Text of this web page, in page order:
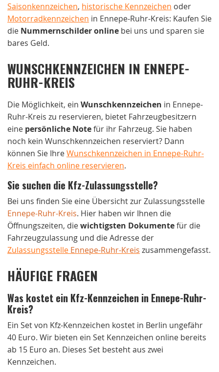
Saisonkennzeichen, historische Kennzeichen oder
Motorradkennzeichen in Ennepe-Ruhr-Kreis: Kaufen Sie
die Nummernschilder online bei uns und sparen sie
bares Geld.
WUNSCHKENNZEICHEN IN ENNEPE-
RUHR-KREIS
Die Möglichkeit, ein Wunschkennzeichen in Ennepe-
Ruhr-Kreis zu reservieren, bietet Fahrzeugbesitzern
eine persönliche Notefür ihr Fahrzeug. Sie haben
noch kein Wunschkennzeichen reserviert? Dann
können Sie IhreWunschkennzeichen in Ennepe-Ruhr-
Kreis einfach online reservieren.
Sie suchen die Kfz-Zulassungsstelle?
Bei uns finden Sie eine Übersicht zur Zulassungsstelle
Ennepe-Ruhr-Kreis. Hier haben wir Ihnen die
Öffnungszeiten, diewichtigsten Dokumentefür die
Fahrzeugzulassung und die Adresse der
Zulassungsstelle Ennepe-Ruhr-Kreis zusammengefasst.
HÄUFIGE FRAGEN
Was kostet ein Kfz-Kennzeichen in Ennepe-Ruhr-
Kreis?
Ein Set von Kfz-Kennzeichen kostet in Berlin ungefähr
40 Euro. Wir bieten ein Set Kennzeichen online bereits
ab 15 Euro an. Dieses Set besteht aus zwei
Kennzeichen.